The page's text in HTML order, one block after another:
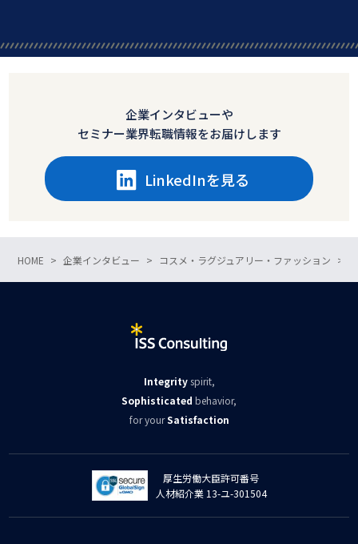
企業インタビューや
セミナー業界転職情報をお届けします
LinkedInを見る
HOME 企業インタビュー コスメ・ラグジュアリー・ファッション
Integrityspirit,
Sophisticated behavior,
for yourSatisfaction
厚生労働大臣許可番号
人材紹介業 13-ユ-301504